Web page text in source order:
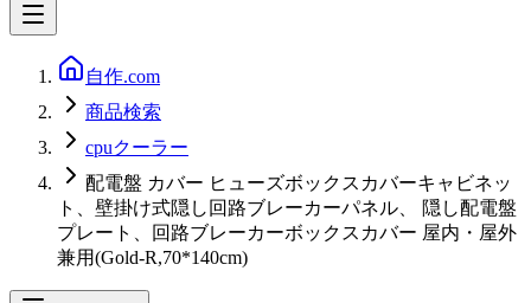
自作.com
商品検索
cpuクーラー
配電盤 カバー ヒューズボックスカバーキャビネッ
ト、壁掛け式隠し回路ブレーカーパネル、 隠し配電盤
プレート、回路ブレーカーボックスカバー 屋内・屋外
兼用(Gold-R,70*140cm)